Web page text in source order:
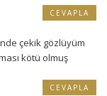
çekik gözlüyüm
kötü olmuş
CEVAPLA
CEVAPLA